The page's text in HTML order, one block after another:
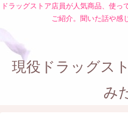
ドラッグストア店員が人気商品、使
ご紹介。聞いた話や感
現役ドラッグス
み